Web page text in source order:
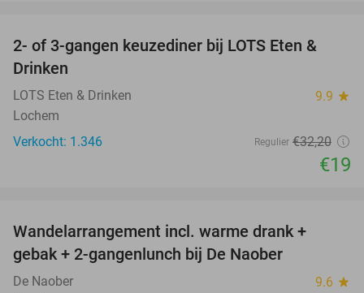
41%
2- of 3-gangen keuzediner bij LOTS Eten &
Drinken
LOTS Eten & Drinken 9.9 star
Lochem
Verkocht: 1.346
Regulier €32,20
€19
Wandelarrangement incl. warme drank +
gebak + 2-gangenlunch bij De Naober
De Naober 9.6 star